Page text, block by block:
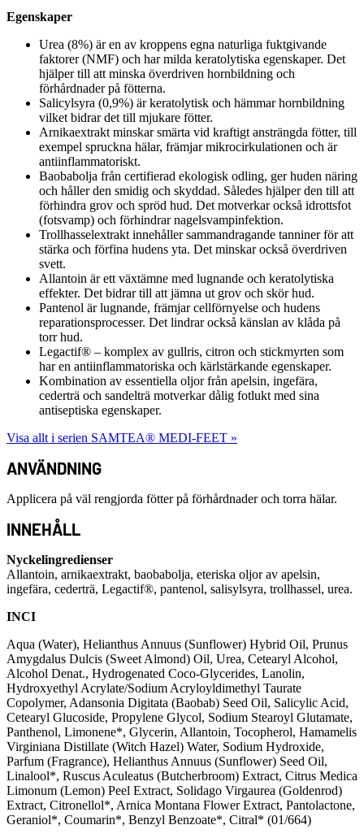
Egenskaper
Urea (8%) är en av kroppens egna naturliga fuktgivande
faktorer (NMF) och har milda keratolytiska egenskaper. Det
hjälper till att minska överdriven hornbildning och
förhårdnader på fötterna.
Salicylsyra (0,9%) är keratolytisk och hämmar hornbildning
vilket bidrar det till mjukare fötter.
Arnikaextrakt minskar smärta vid kraftigt ansträngda fötter, till
exempel spruckna hälar, främjar mikrocirkulationen och är
antiinflammatoriskt.
Baobabolja från certifierad ekologisk odling, ger huden näring
och håller den smidig och skyddad. Således hjälper den till att
förhindra grov och spröd hud. Det motverkar också idrottsfot
(fotsvamp) och förhindrar nagelsvampinfektion.
Trollhasselextrakt innehåller sammandragande tanniner för att
stärka och förfina hudens yta. Det minskar också överdriven
svett.
Allantoin är ett växtämne med lugnande och keratolytiska
effekter. Det bidrar till att jämna ut grov och skör hud.
Pantenol är lugnande, främjar cellförnyelse och hudens
reparationsprocesser. Det lindrar också känslan av klåda på
torr hud.
Legactif® – komplex av gullris, citron och stickmyrten som
har en antiinflammatoriska och kärlstärkande egenskaper.
Kombination av essentiella oljor från apelsin, ingefära,
cederträ och sandelträ motverkar dålig fotlukt med sina
antiseptiska egenskaper.
Visa allt i serien SAMTEA® MEDI-FEET »
ANVÄNDNING
Applicera på väl rengjorda fötter på förhårdnader och torra hälar.
INNEHÅLL
Nyckelingredienser
Allantoin, arnikaextrakt, baobabolja, eteriska oljor av apelsin,
ingefära, cederträ, Legactif®, pantenol, salisylsyra, trollhassel, urea.
INCI
Aqua (Water), Helianthus Annuus (Sunflower) Hybrid Oil, Prunus
Amygdalus Dulcis (Sweet Almond) Oil, Urea, Cetearyl Alcohol,
Alcohol Denat., Hydrogenated Coco-Glycerides, Lanolin,
Hydroxyethyl Acrylate/Sodium Acryloyldimethyl Taurate
Copolymer, Adansonia Digitata (Baobab) Seed Oil, Salicylic Acid,
Cetearyl Glucoside, Propylene Glycol, Sodium Stearoyl Glutamate,
Panthenol, Limonene*, Glycerin, Allantoin, Tocopherol, Hamamelis
Virginiana Distillate (Witch Hazel) Water, Sodium Hydroxide,
Parfum (Fragrance), Helianthus Annuus (Sunflower) Seed Oil,
Linalool*, Ruscus Aculeatus (Butcherbroom) Extract, Citrus Medica
Limonum (Lemon) Peel Extract, Solidago Virgaurea (Goldenrod)
Extract, Citronellol*, Arnica Montana Flower Extract, Pantolactone,
Geraniol*, Coumarin*, Benzyl Benzoate*, Citral* (01/664)